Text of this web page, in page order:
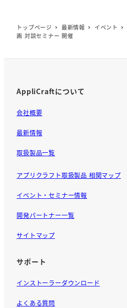
トップページ 最新情報 イベント
画 対談セミナー 開催
AppliCraftについて
会社概要
最新情報
取扱製品一覧
アプリクラフト取扱製品 相関マップ
イベント・セミナー情報
開発パートナー一覧
サイトマップ
サポート
インストーラーダウンロード
よくある質問